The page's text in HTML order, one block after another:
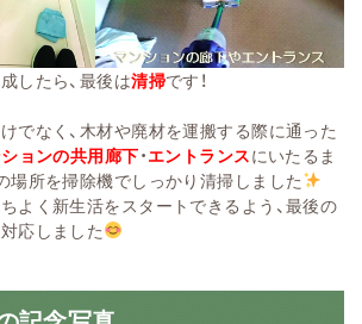
したら、最後は清掃です！
でなく、木材や廃材を運搬する際に通った
ョンの共用廊下・エントランスにいたるま
場所を掃除機でしっかり清掃しました
よく新生活をスタートできるよう、最後の
応しました